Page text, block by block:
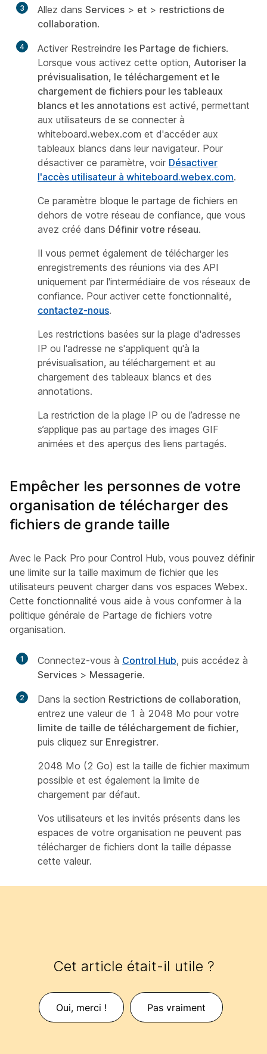
3 Allez dans Services > et > restrictions de
collaboration.
4 Activer Restreindre les Partage de fichiers.
Lorsque vous activez cette option, Autoriser la
prévisualisation, le téléchargement et le
chargement de fichiers pour les tableaux
blancs et les annotations est activé, permettant
aux utilisateurs de se connecter à
whiteboard.webex.com et d'accéder aux
tableaux blancs dans leur navigateur. Pour
désactiver ce paramètre, voir Désactiver
l'accès utilisateur à whiteboard.webex.com.
Ce paramètre bloque le partage de fichiers en
dehors de votre réseau de confiance, que vous
avez créé dans Définir votre réseau.
Il vous permet également de télécharger les
enregistrements des réunions via des API
uniquement par l'intermédiaire de vos réseaux de
confiance. Pour activer cette fonctionnalité,
contactez-nous.
Les restrictions basées sur la plage d'adresses
IP ou l'adresse ne s'appliquent qu'à la
prévisualisation, au téléchargement et au
chargement des tableaux blancs et des
annotations.
La restriction de la plage IP ou de l’adresse ne
s’applique pas au partage des images GIF
animées et des aperçus des liens partagés.
Empêcher les personnes de votre
organisation de télécharger des
fichiers de grande taille
Avec le Pack Pro pour Control Hub, vous pouvez définir
une limite sur la taille maximum de fichier que les
utilisateurs peuvent charger dans vos espaces Webex.
Cette fonctionnalité vous aide à vous conformer à la
politique générale de Partage de fichiers votre
organisation.
1 Connectez-vous à Control Hub, puis accédez à
Services > Messagerie.
2 Dans la section Restrictions de collaboration,
entrez une valeur de 1 à 2048 Mo pour votre
limite de taille de téléchargement de fichier,
puis cliquez sur Enregistrer.
2048 Mo (2 Go) est la taille de fichier maximum
possible et est également la limite de
chargement par défaut.
Vos utilisateurs et les invités présents dans les
espaces de votre organisation ne peuvent pas
télécharger de fichiers dont la taille dépasse
cette valeur.
Cet article était-il utile ?
Oui, merci ! Pas vraiment